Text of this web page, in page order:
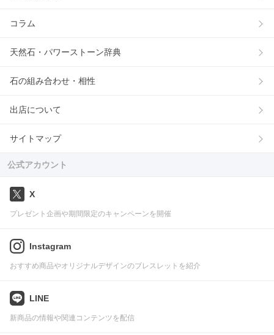
コラム
天然石・パワーストーン辞典
石の組み合わせ・相性
出店について
サイトマップ
公式アカウント
X
プレゼント企画や期間限定のキャンペーンを開催
Instagram
おすすめ商品やオリジナルデザインのブレスレットを紹介
LINE
新商品の情報や関連コンテンツを配信